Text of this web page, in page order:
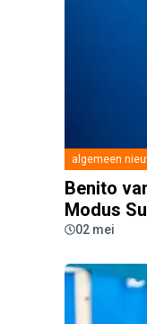
algemeen
Benito
Modus
02 mei